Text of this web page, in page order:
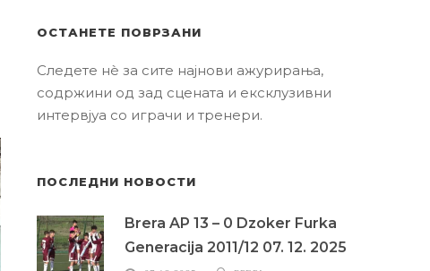
ОСТАНЕТЕ ПОВРЗАНИ
Следете нè за сите најнови ажурирања,
содржини од зад сцената и ексклузивни
интервјуа со играчи и тренери.
ПОСЛЕДНИ НОВОСТИ
Brera AP 13 – 0 Dzoker Furka
Generacija 2011/12 07. 12. 2025